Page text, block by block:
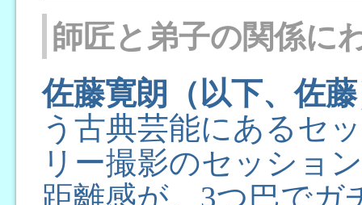
師匠と弟子の関係に
佐藤寛朗（以下、佐
う古典芸能にあるセ
リー撮影のセッショ
距離感が、3つ巴で